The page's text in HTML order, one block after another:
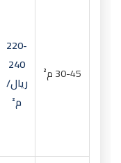
30-45 م²
220-
240
ريال/
م²